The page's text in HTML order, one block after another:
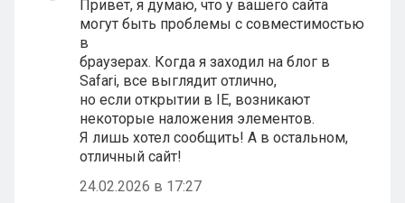
Привет, я думаю, что у вашего сайта
могут быть проблемы с совместимостью
в
браузерах. Когда я заходил на блог в
Safari, все выглядит отлично,
но если открытии в IE, возникают
некоторые наложения элементов.
Я лишь хотел сообщить! А в остальном,
отличный сайт!
24.02.2026 в 17:27